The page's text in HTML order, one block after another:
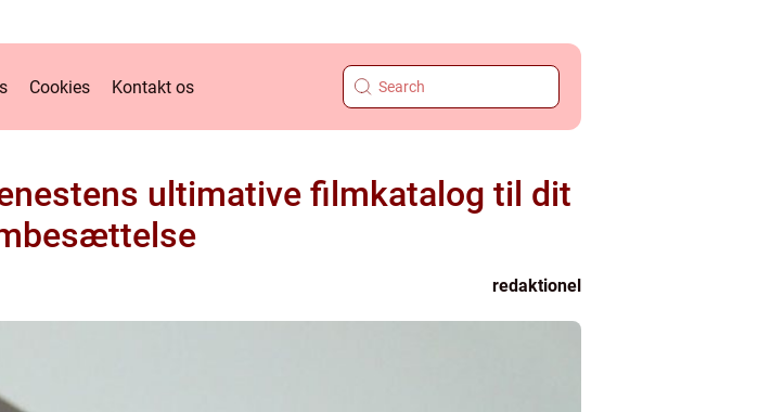
Cookies Kontakt os
ultimative filmkatalog til dit
redaktionel